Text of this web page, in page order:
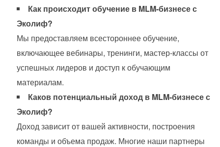
Как происходит обучение в MLM-бизнесе с
Эколиф?
Мы предоставляем всестороннее обучение,
включающее вебинары, тренинги, мастер-классы от
успешных лидеров и доступ к обучающим
материалам.
Каков потенциальный доход в MLM-бизнесе с
Эколиф?
Доход зависит от вашей активности, построения
команды и объема продаж. Многие наши партнеры